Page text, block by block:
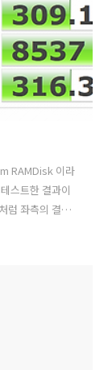
RAMDisk 이라
스트한 결과이
럼 좌측의 결과
이다. 전체적